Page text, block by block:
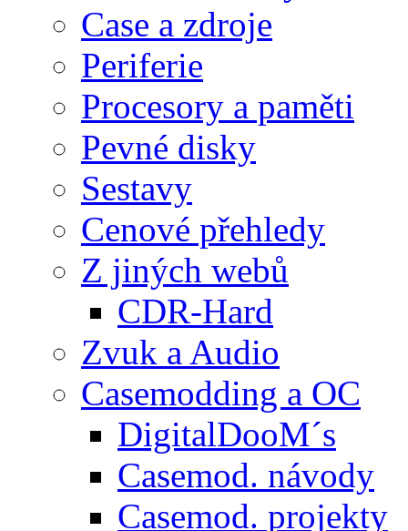
Case a zdroje
Periferie
Procesory a paměti
Pevné disky
Sestavy
Cenové přehledy
Z jiných webů
CDR-Hard
Zvuk a Audio
Casemodding a OC
DigitalDooM´s
Casemod. návody
Casemod. projekty